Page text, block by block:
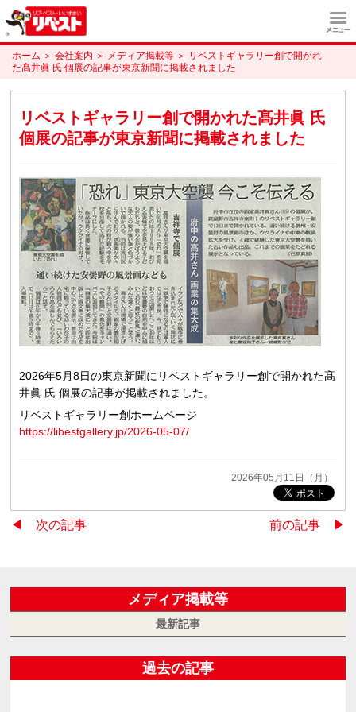
ホーム ＞ 会社案内 ＞ メディア掲載等 ＞ リベストギャラリー創で開かれ
た髙井眞 氏 個展の記事が東京新聞に掲載されました
リベストギャラリー創で開かれた髙井眞 氏
個展の記事が東京新聞に掲載されました
2026年5月8日の東京新聞にリベストギャラリー創で開かれた髙
井眞 氏 個展の記事が掲載されました。
リベストギャラリー創ホームページ
https://libestgallery.jp/2026-05-07/
2026年05月11日（月）
◀︎ 次の記事 前の記事 ▶︎
メディア掲載等
最新記事
過去の記事